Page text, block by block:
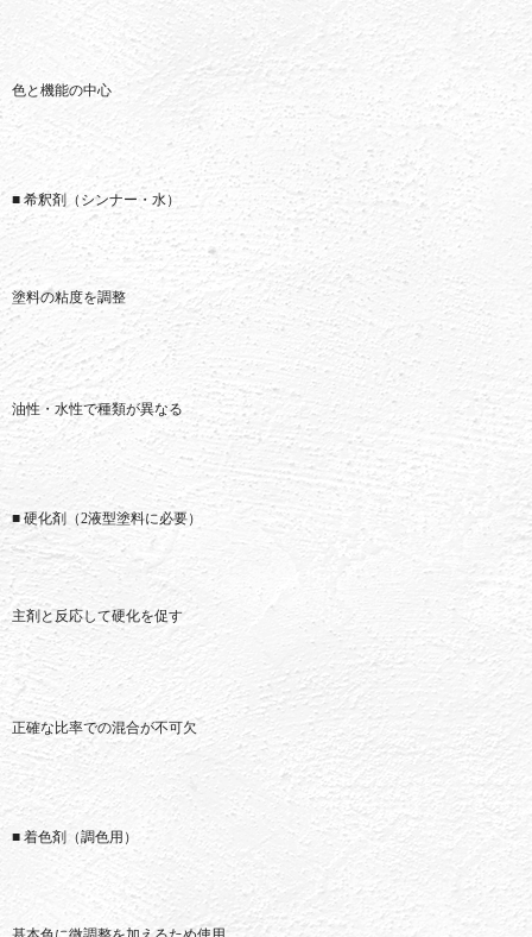
色と機能の中心
■ 希釈剤（ シンナー・ 水）
塗料の粘度を調整
油性・ 水性で種類が異なる
■ 硬化剤（2液型塗料に必要）
主剤 と 反応して硬化を促す
正確な 比率での混合が不可欠
■ 着色剤（調色用）